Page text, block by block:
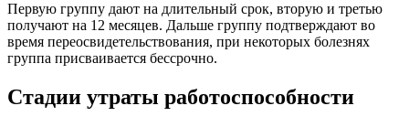
Первую группу дают на длительный срок, вторую и третью
получают на 12 месяцев. Дальше группу подтверждают во
время переосвидетельствования, при некоторых болезнях
группа присваивается бессрочно.
Стадии утраты работоспособности